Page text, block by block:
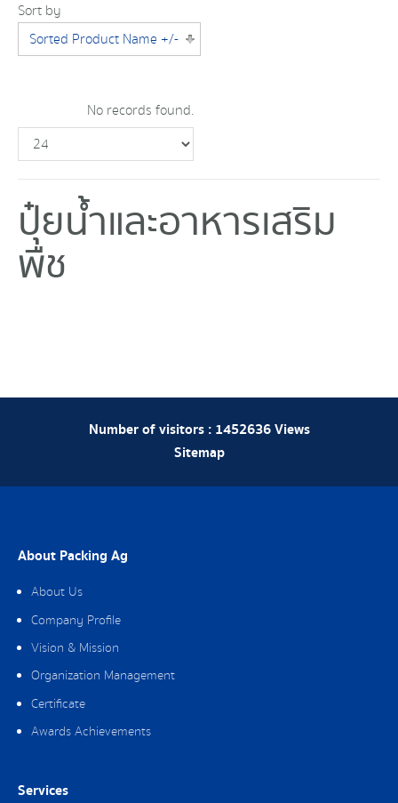
Sort by
Sorted Product Name +/-
No records found.
ปุ๋ยน้ำและอาหารเสริม
พืช
Number of visitors : 1452636Views
Sitemap
About Packing Ag
About Us
Company Profile
Vision & Mission
Organization Management
Certificate
Awards Achievements
Services